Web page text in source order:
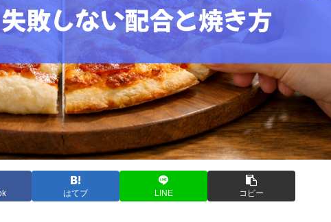
はてブ LINE コピー